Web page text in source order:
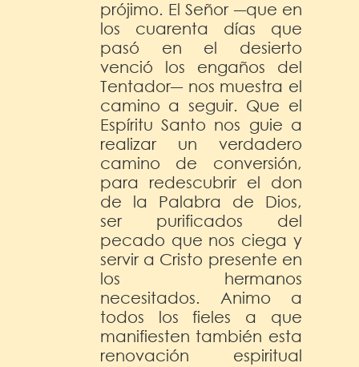
prójimo. El Señor ―que en
los cuarenta días que
pasó en el desierto
venció los engaños del
Tentador― nos muestra el
camino a seguir. Que el
Espíritu Santo nos guie a
realizar un verdadero
camino de conversión,
para redescubrir el don
de la Palabra de Dios,
ser purificados del
pecado que nos ciega y
servir a Cristo presente en
los hermanos
necesitados. Animo a
todos los fieles a que
manifiesten también esta
renovación espiritual